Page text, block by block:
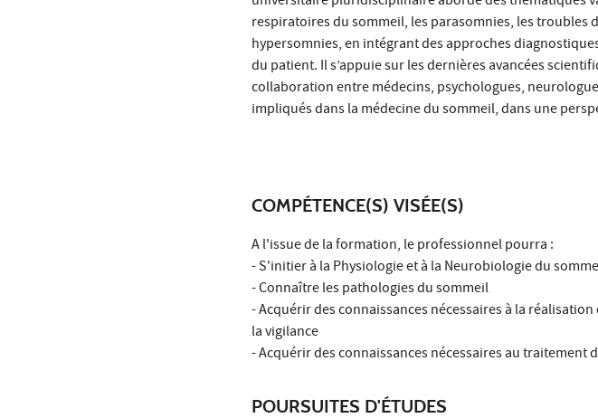
respiratoires du sommeil, les parasomnies, les troubles
hypersomnies, en intégrant des approches
du patient. Il s’appuie sur les dernières avancées
collaboration entre médecins, psychologues,
impliqués dans la médecine du sommeil, dans une
COMPÉTENCE(S) VISÉE(S)
A l'issue de la formation, le professionnel pourra :
- S'initier à la Physiologie et à la Neurobiologie du
- Connaître les pathologies du sommeil
- Acquérir des connaissances nécessaires à la
la vigilance
- Acquérir des connaissances nécessaires au traitement
POURSUITES D'ÉTUDES